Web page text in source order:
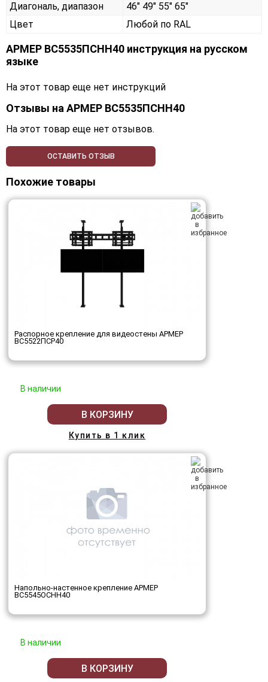
Диагональ, диапазон
46" 49" 55" 65"
Цвет
Любой по RAL
АРМЕР ВС5535ПСНН40 инструкция на русском
языке
На этот товар еще нет инструкций
Отзывы наАРМЕР ВС5535ПСНН40
На этот товар еще нет отзывов.
ОСТАВИТЬ ОТЗЫВ
Похожие товары
Распорное крепление для видеостены АРМЕР
ВС5522ПСР40
В наличии
В КОРЗИНУ
Купить в 1 клик
Напольно-настенное крепление АРМЕР
ВС5545ОСНН40
В наличии
В КОРЗИНУ